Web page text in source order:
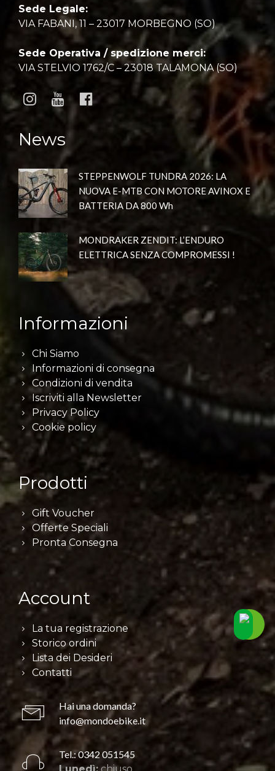
Sede Legale:
VIA FABANI, 11 – 23017 MORBEGNO (SO)
Sede Operativa / spedizione merci:
VIA STELVIO 1762/C – 23018 TALAMONA (SO)
News
STEPPENWOLF TUNDRA 2026: LA
NUOVA E-MTB CON MOTORE AVINOX E
BATTERIA DA 800 Wh
MONDRAKER ZENDIT: L’ENDURO
ELETTRICA SENZA COMPROMESSI !
Informazioni
Chi Siamo
Informazioni di consegna
Condizioni di vendita
Iscriviti alla Newsletter
Privacy Policy
Cookie policy
Prodotti
Gift Voucher
Offerte Speciali
Pronta Consegna
Account
La tua registrazione
Storico ordini
Lista dei Desideri
Contatti
Hai una domanda?
info@mondoebike.it
Tel.: 0342 051545